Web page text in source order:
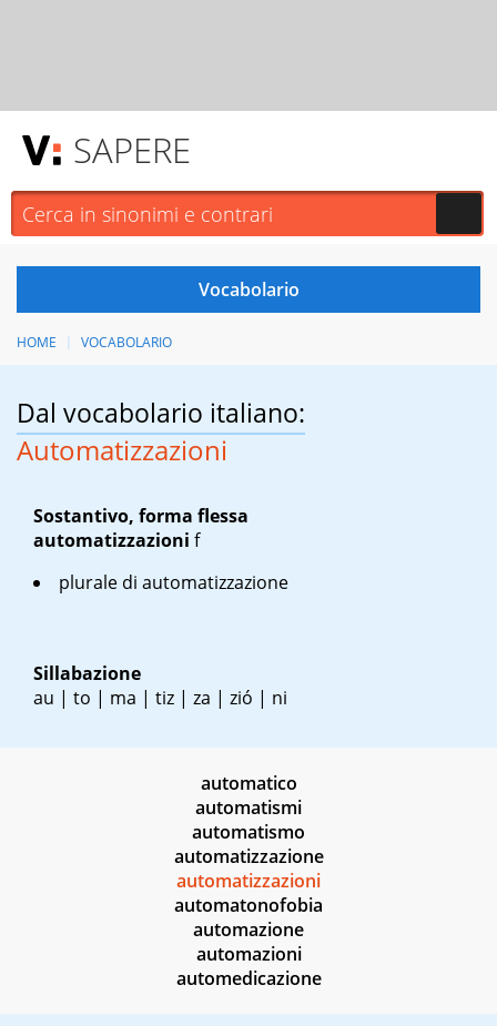
SAPERE
HOME VOCABOLARIO
Dal vocabolario italiano:
Automatizzazioni
Sostantivo, forma flessa
automatizzazioni f
plurale di automatizzazione
Sillabazione
au | to | ma | tiz | za | zió | ni
automatico
automatismi
automatismo
automatizzazione
automatizzazioni
automatonofobia
automazione
automazioni
automedicazione